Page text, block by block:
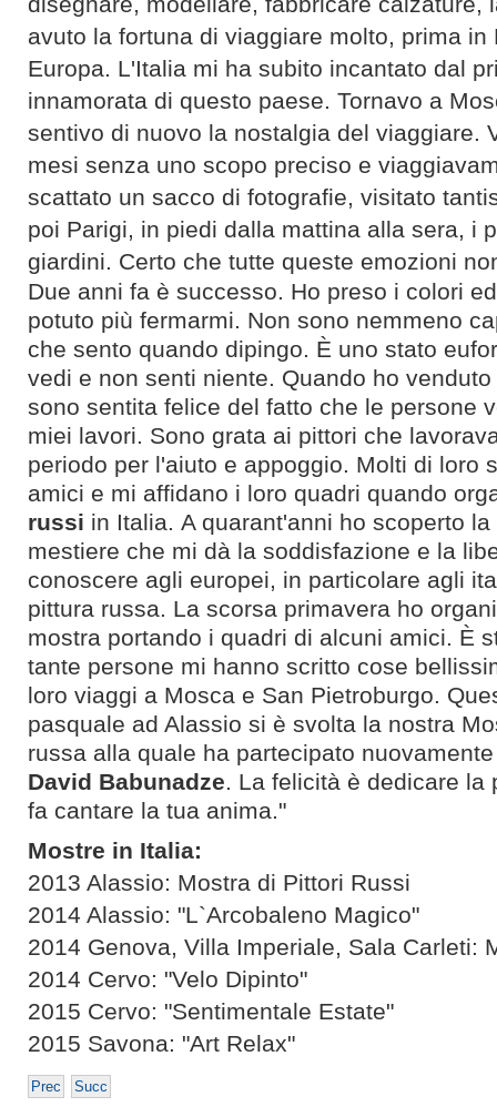
avuto la fortuna di viaggiare molto, prima in
Europa. L'Italia mi ha subito incantato dal
innamorata di questo paese. Tornavo a
sentivo di nuovo la nostalgia del viaggiare.
mesi senza uno scopo preciso e
scattato un sacco di fotografie, visitato
poi Parigi, in piedi dalla mattina alla sera, i
giardini. Certo che tutte queste emozioni
Due anni fa è suсcesso. Ho preso i colori
potuto più fermarmi. Non sono nemmeno
che sento quando dipingo. È uno stato
vedi e non senti niente. Quando ho
sono sentita felice del fatto che le persone
miei lavori. Sono grata ai pittori che
periodo per l'aiuto e appoggio. Molti di loro
amici e mi affidano i loro quadri quando
russi in Italia. A quarant'anni ho scoperto
mestiere che mi dà la soddisfazione e la
conoscere agli europei, in particolare agli
pittura russa. La scorsa primavera ho
mostra portando i quadri di alcuni amici. È
tante persone mi hanno scritto cose
loro viaggi a Mosca e San Pietroburgo.
pasquale ad Alassio si è svolta la nostra
russa alla quale ha partecipato
David Babunadze. La felicità è dedicare la
fa cantare la tua anima."
Mostre in Italia:
2013 Alassio: Mostra di Pittori Russi
2014 Alassio: "L`Arcobaleno Magico"
2014 Genova, Villa Imperiale, Sala Carleti:
2014 Cervo: "Velo Dipinto"
2015 Cervo: "Sentimentale Estate"
2015 Savona: "Art Relax"
Prec Succ